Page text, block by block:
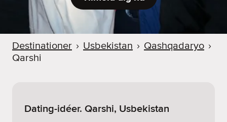
Destinationer › Usbekistan › Qashqadaryo ›
Qarshi
Dating-idéer. Qarshi, Usbekistan